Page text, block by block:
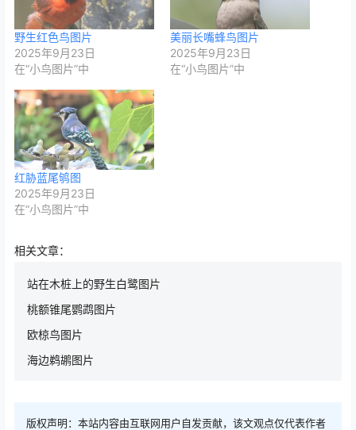
野生红色鸟图片
2025年9月23日
在“小鸟图片”中
美丽长嘴蜂鸟图片
2025年9月23日
在“小鸟图片”中
红胁蓝尾鸲图
2025年9月23日
在“小鸟图片”中
相关文章：
站在木桩上的野生白鹭图片
桃额锥尾鹦鹉图片
欧椋鸟图片
海边鹈鹕图片
版权声明：本站内容由互联网用户自发贡献，该文观点仅代表作者